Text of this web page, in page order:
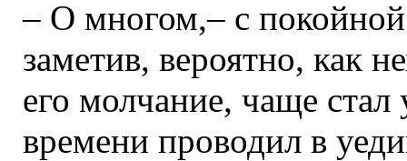
– О многом,– с
заметив, вероятно, как
его молчание, чаще стал
времени проводил в